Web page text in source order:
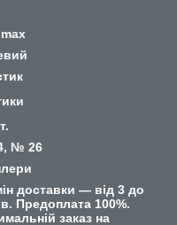
№ 26
доставки — від 3 до
Предоплата 100%.
заказ на